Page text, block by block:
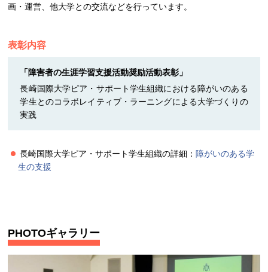
画・運営、他大学との交流などを行っています。
表彰内容
「障害者の生涯学習支援活動奨励活動表彰」
長崎国際大学ピア・サポート学生組織における障がいのある
学生とのコラボレイティブ・ラーニングによる大学づくりの
実践
長崎国際大学ピア・サポート学生組織の詳細： 障がいのある学
生の支援
PHOTOギャラリー